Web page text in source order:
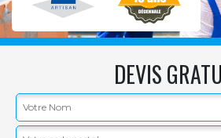
DEVIS